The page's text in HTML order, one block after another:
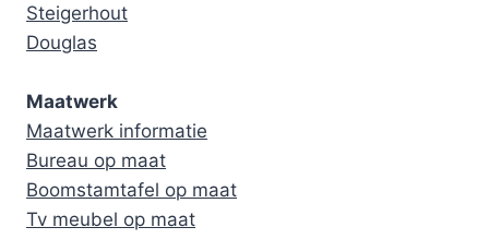
Steigerhout
Douglas
Maatwerk
Maatwerk informatie
Bureau op maat
Boomstamtafel op maat
Tv meubel op maat